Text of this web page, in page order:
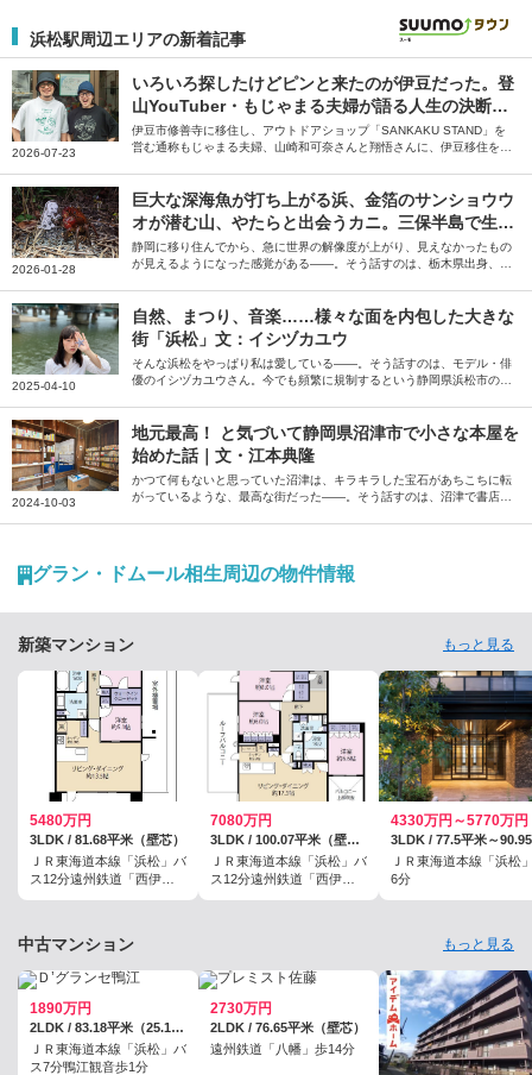
浜松駅周辺エリアの新着記事
2026-07-23
いろいろ探したけどピンと来たのが伊豆だった。登
山YouTuber・もじゃまる夫婦が語る人生の決断と
移住のリアル
伊豆市修善寺に移住し、アウトドアショップ「SANKAKU STAND」を
営む通称もじゃまる夫婦、山崎和可奈さんと翔悟さんに、伊豆移住を決
2026-01-28
巨大な深海魚が打ち上がる浜、金箔のサンショウウ
オが潜む山、やたらと出会うカニ。三保半島で生き
物と隣り合う暮らし｜文・さとかつ（漫画家）
静岡に移り住んでから、急に世界の解像度が上がり、見えなかったもの
が見えるようになった感覚がある――。そう話すのは、栃木県出身、静
た。
2025-04-10
自然、まつり、音楽……様々な面を内包した大きな
街「浜松」文：イシヅカユウ
そんな浜松をやっぱり私は愛している――。そう話すのは、モデル・俳
優のイシヅカユウさん。今でも頻繁に規制するという静岡県浜松市の魅
2024-10-03
地元最高！ と気づいて静岡県沼津市で小さな本屋を
始めた話｜文・江本典隆
かつて何もないと思っていた沼津は、キラキラした宝石があちこちに転
がっているような、最高な街だった――。そう話すのは、沼津で書店を
グラン・ドムール相生周辺の物件情報
新築マンション もっと見る
5480万円
3LDK / 81.68平米（壁芯）
ＪＲ東海道本線「浜松」バ
ス12分遠州鉄道「西伊
7080万円
3LDK / 100.07平米（壁芯）
ＪＲ東海道本線「浜松」バ
ス12分遠州鉄道「西伊
4330万円～5770万円
ＪＲ東海道本線「浜松
6分
中古マンション もっと見る
1890万円
2LDK / 83.18平米（25.16坪）（壁芯）
ＪＲ東海道本線「浜松」バ
ス7分鴨江観音歩1分
2730万円
2LDK / 76.65平米（壁芯）
遠州鉄道「八幡」歩14分